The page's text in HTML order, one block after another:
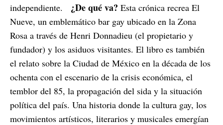
independiente.
¿De qué va? Esta crónica recrea El
Nueve, un emblemático bar gay ubicado en la Zona
Rosa a través de Henri Donnadieu (el propietario y
fundador) y los asiduos visitantes. El libro es también
el relato sobre la Ciudad de México en la década de los
ochenta con el escenario de la crisis económica, el
temblor del 85, la propagación del sida y la situación
política del país. Una historia donde la cultura gay, los
movimientos artísticos, literarios y musicales emergían